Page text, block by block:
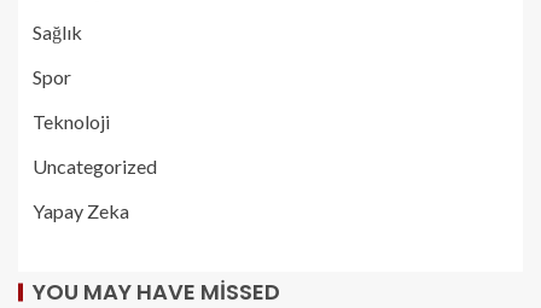
Sağlık
Spor
Teknoloji
Uncategorized
Yapay Zeka
YOU MAY HAVE MISSED